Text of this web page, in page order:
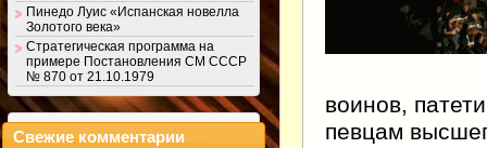
воинов,
певцам
Пинедо Луис «Испанская новелла
Золотого века»
Стратегическая программа на
примере Постановления СМ СССР
№ 870 от 21.10.1979
Свежие комментарии